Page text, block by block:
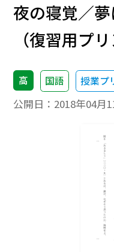
夜の寝覚／
（復習用プリ
高 国語 授業プ
公開日： 2018年04月